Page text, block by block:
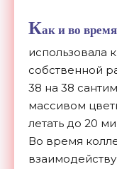
Как и во
использовала
собственной
38 на 38
массивом
летать до 20
Во время